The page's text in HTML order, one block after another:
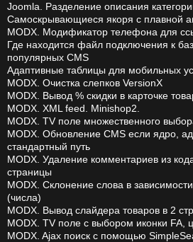
Joomla. Разделение описания
Самоскрывающиеся якоря с плавной
MODX. Модификатор телефона для
Где находится файл подключения к
популярных CMS
Адаптивные таблицы для мобильных
MODX. Очистка слепков VersionX
MODX. Вывод % скидки в карточке
MODX. XML feed. Minishop2.
MODX. TV поле множественного
MODX. Обновление CMS если ядро,
стандартный путь
MODX. Удаление комментариев из
страницы
MODX. Склонение слова в
(числа)
MODX. Вывод слайдера товаров в 2
MODX. TV поле с выбором иконки FA,
MODX. Ajax поиск с помощью